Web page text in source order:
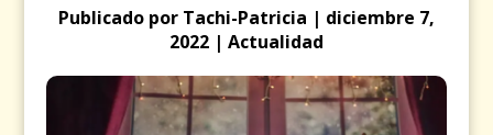
Publicado por Tachi-Patricia | diciembre 7,
2022 | Actualidad